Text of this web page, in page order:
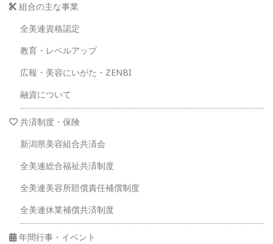
組合の主な事業
全美連資格認定
教育・レベルアップ
広報・美容にいがた・ZENBI
融資について
共済制度・保険
新潟県美容組合共済会
全美連総合福祉共済制度
全美連美容所賠償責任補償制度
全美連休業補償共済制度
年間行事・イベント